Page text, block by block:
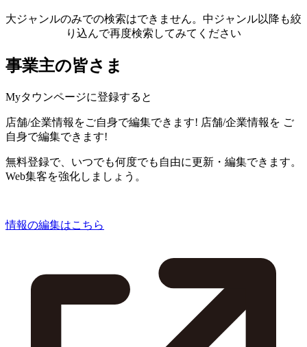
大ジャンルのみでの検索はできません。中ジャンル以降も絞
り込んで再度検索してみてください
事業主の皆さま
Myタウンページに登録すると
店舗/企業情報をご自身で編集できます! 店舗/企業情報を ご
自身で編集できます!
無料登録で、いつでも何度でも自由に更新・編集できます。
Web集客を強化しましょう。
情報の編集はこちら